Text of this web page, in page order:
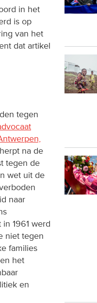
in het
is op
van het
dat artikel
tegen
na de
tegen de
wet uit de
naar
1961 werd
niet tegen
families
het
en